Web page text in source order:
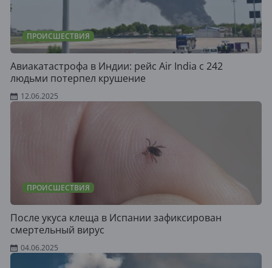
ПРОИСШЕСТВИЯ
Авиакатастрофа в Индии: рейс Air India с 242
людьми потерпел крушение
12.06.2025
ПРОИСШЕСТВИЯ
После укуса клеща в Испании зафиксирован
смертельный вирус
04.06.2025